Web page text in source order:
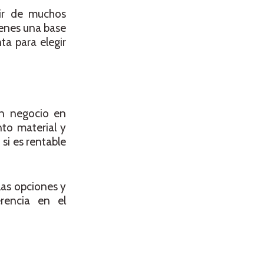
de muchos
una base
para elegir
negocio en
material y
es rentable
opciones y
en el